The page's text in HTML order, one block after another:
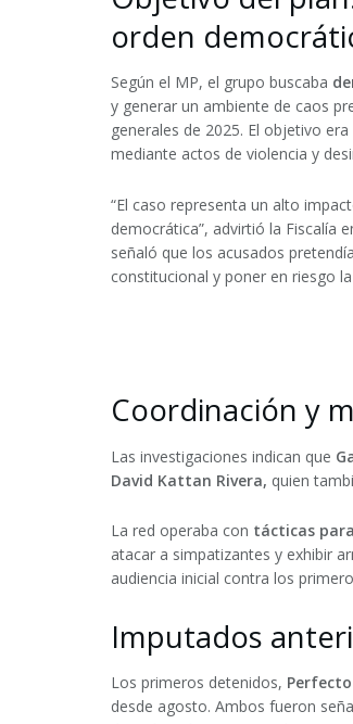
orden
Según el MP, el grupo buscaba
y generar un ambiente de caos
generales de 2025. El objetivo
mediante actos de violencia y
“El caso representa un alto
democrática”, advirtió la Fiscalía
señaló que los acusados
constitucional y poner en riesgo
Coordinación y
Las investigaciones indican que
David Kattan Rivera, quien
La red operaba con tácticas
atacar a simpatizantes y exhibir
audiencia inicial contra los
Imputados
Los primeros detenidos,
desde agosto. Ambos fueron